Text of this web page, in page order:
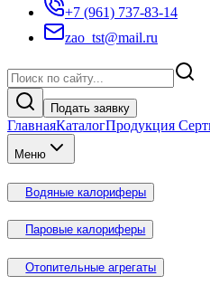
+7 (961) 737-83-14
zao_tst@mail.ru
Подать заявку
ГлавнаяКаталогПродукция
Меню
Водяные калориферы
Паровые калориферы
Отопительные агрегаты